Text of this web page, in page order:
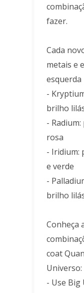
fazer.
Cada
metais e
esquerda
-
brilho
-
rosa
- Iridium:
e verde
-
brilho
Conheça
coat
Universo:
- Use